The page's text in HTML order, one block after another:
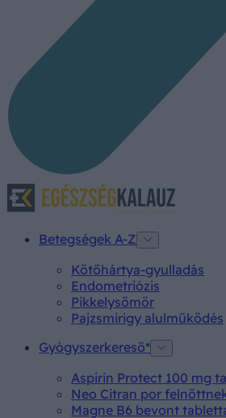
Betegségek A-Z
Kötőhártya-gyulladás
Endometriózis
Pikkelysömör
Pajzsmirigy alulműködés
Gyógyszerkereső*
Aspirin Protect 100 mg
Neo Citran por
Magne B6 bevont